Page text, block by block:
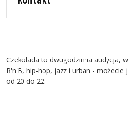
Czekolada to dwugodzinna audycja,
R'n'B, hip-hop, jazz i urban - możecie
od 20 do 22.